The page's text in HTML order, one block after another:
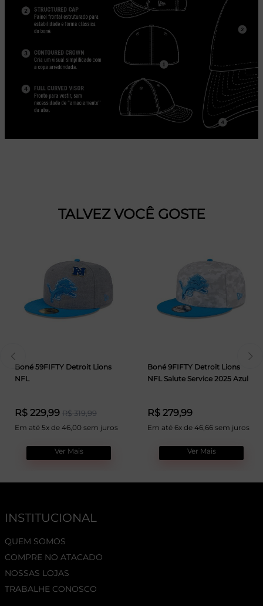
TALVEZ VOCÊ GOSTE
Boné 59FIFTY Detroit Lions
NFL
R$ 229,99 R$ 319,99
Em até 5x de 46,00 sem juros
Ver Mais
Boné 9FIFTY Detroit Lions
NFL Salute Service 2025 Azul
R$ 279,99
Em até 6x de 46,66 sem juros
Ver Mais
INSTITUCIONAL
QUEM SOMOS
COMPRE NO ATACADO
NOSSAS LOJAS
TRABALHE CONOSCO